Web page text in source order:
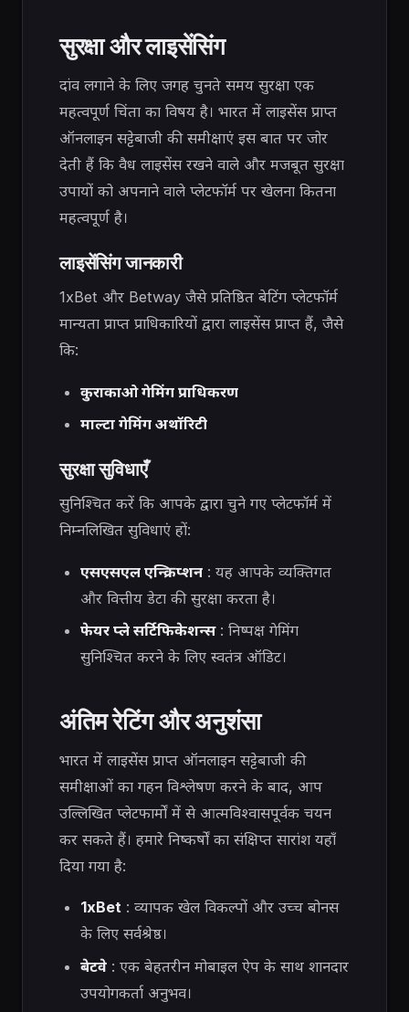
सुरक्षा और लाइसेंसिंग
दांव लगाने के लिए जगह चुनते समय सुरक्षा एक
महत्वपूर्ण चिंता का विषय है। भारत में लाइसेंस प्राप्त
ऑनलाइन सट्टेबाजी की समीक्षाएं इस बात पर जोर
देती हैं कि वैध लाइसेंस रखने वाले और मजबूत सुरक्षा
उपायों को अपनाने वाले प्लेटफॉर्म पर खेलना कितना
महत्वपूर्ण है।
लाइसेंसिंग जानकारी
1xBet और Betway जैसे प्रतिष्ठित बेटिंग प्लेटफॉर्म
मान्यता प्राप्त प्राधिकारियों द्वारा लाइसेंस प्राप्त हैं, जैसे
कि:
कुराकाओ गेमिंग प्राधिकरण
माल्टा गेमिंग अथॉरिटी
सुरक्षा सुविधाएँ
सुनिश्चित करें कि आपके द्वारा चुने गए प्लेटफॉर्म में
निम्नलिखित सुविधाएं हों:
एसएसएल एन्क्रिप्शन: यह आपके व्यक्तिगत
और वित्तीय डेटा की सुरक्षा करता है।
फेयर प्ले सर्टिफिकेशन्स: निष्पक्ष गेमिंग
सुनिश्चित करने के लिए स्वतंत्र ऑडिट।
अंतिम रेटिंग और अनुशंसा
भारत में लाइसेंस प्राप्त ऑनलाइन सट्टेबाजी की
समीक्षाओं का गहन विश्लेषण करने के बाद, आप
उल्लिखित प्लेटफार्मों में से आत्मविश्वासपूर्वक चयन
कर सकते हैं। हमारे निष्कर्षों का संक्षिप्त सारांश यहाँ
दिया गया है:
1xBet: व्यापक खेल विकल्पों और उच्च बोनस
के लिए सर्वश्रेष्ठ।
बेटवे: एक बेहतरीन मोबाइल ऐप के साथ शानदार
उपयोगकर्ता अनुभव।